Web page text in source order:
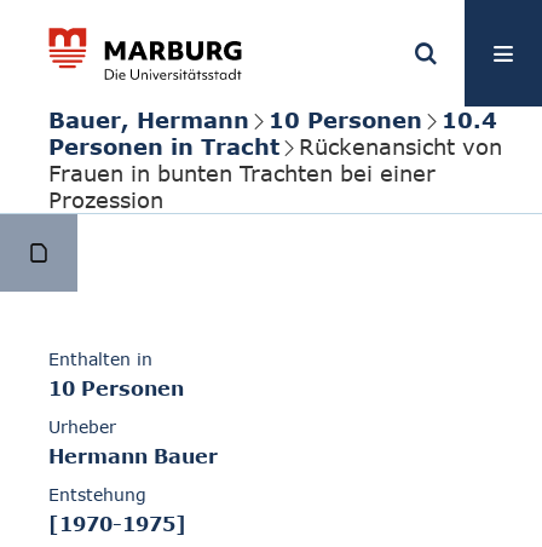
Bauer, Hermann 10 Personen
10.4
Personen in Tracht
Rückenansicht von
Frauen in bunten Trachten bei einer
Prozession
Enthalten in
10 Personen
Urheber
Hermann Bauer
Entstehung
[1970-1975]